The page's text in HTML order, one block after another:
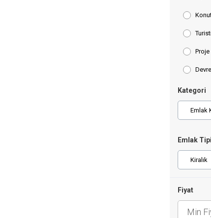
Proje
Kategori
Emlak Tipi
Fiyat